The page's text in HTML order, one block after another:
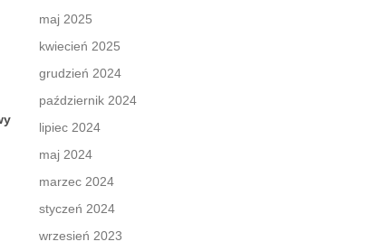
maj 2025
kwiecień 2025
grudzień 2024
październik 2024
lipiec 2024
maj 2024
marzec 2024
styczeń 2024
wrzesień 2023